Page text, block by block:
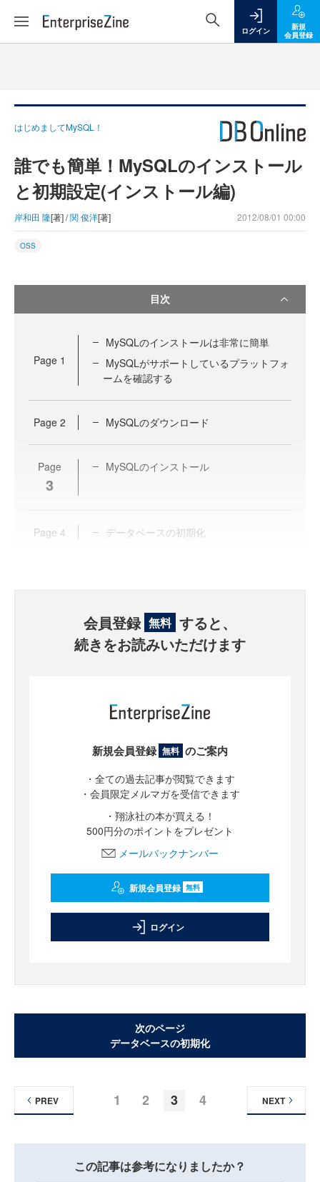
ログイン
新規
会員登録
はじめましてMySQL！
誰でも簡単！MySQLのインストール
と初期設定(インストール編)
岸和田 隆[著] /関 俊洋[著] 2012/08/01 00:00
OSS
目次
Page 1
MySQLのインストールは非常に簡単
MySQLがサポートしているプラットフォ
ームを確認する
Page 2 MySQLのダウンロード
Page
3
MySQLのインストール
Page 4 データベースの初期化
会員登録 無料 すると、
続きをお読みいただけます
新規会員登録 無料 のご案内
・全ての過去記事が閲覧できます
・会員限定メルマガを受信できます
・翔泳社の本が買える！
500円分のポイントをプレゼント
メールバックナンバー
新規会員登録 無料
ログイン
次のページ
データベースの初期化
1 2 3 4
PREV NEXT
この記事は参考になりましたか？